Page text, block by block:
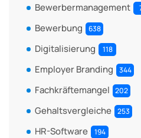
Bewerbermanagement
Bewerbung 638
Digitalisierung 118
Employer Branding 344
Fachkräftemangel 202
Gehaltsvergleiche 253
HR-Software 194